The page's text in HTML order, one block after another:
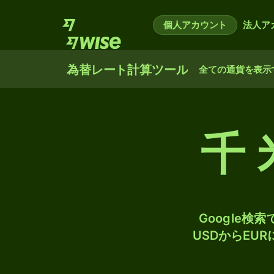
個人アカウント 法人ア
為替レート計算ツール 全ての通貨を表示
千
Google検索
USDからEUR